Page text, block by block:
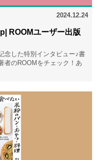
2024.12.24
ROOMユーザー出版
念した特別インタビュー♪書
者のROOMをチェック！あ